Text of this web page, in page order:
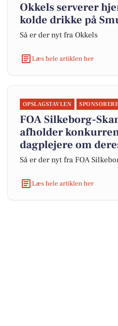
Okkels serverer
kolde drikke på
Så er der nyt fra Okkels
Læs hele artiklen her
OPSLAGSTAVLEN
FOA Silkeborg-
afholder
dagplejere om
Så er der nyt fra FOA
Læs hele artiklen her